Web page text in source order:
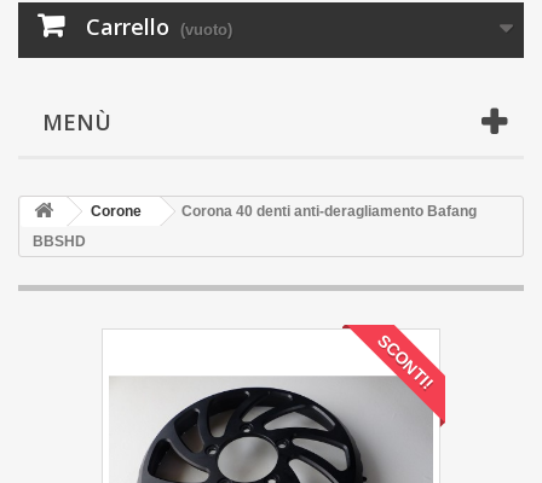
Carrello (vuoto)
MENÙ
Corone
Corona 40 denti anti-deragliamento Bafang
BBSHD
SCONTI!